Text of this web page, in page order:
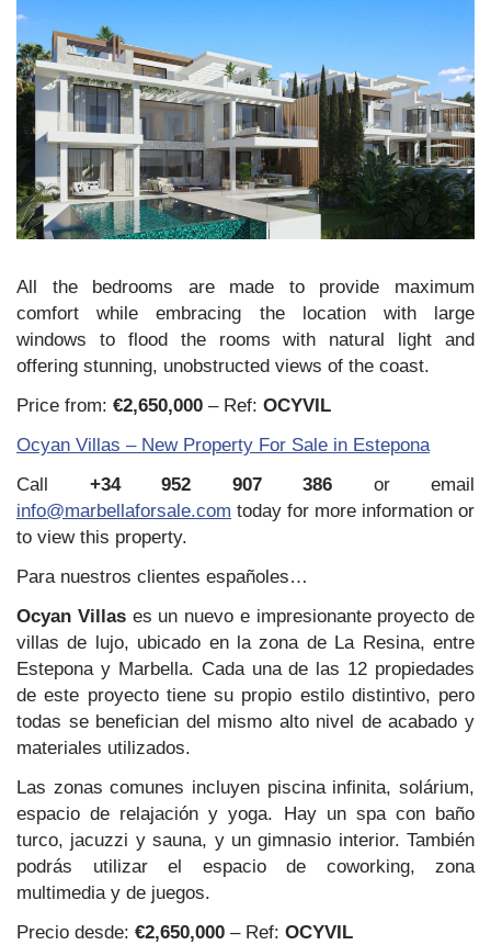
All the bedrooms are made to provide maximum
comfort while embracing the location with large
windows to flood the rooms with natural light and
offering stunning, unobstructed views of the coast.
Price from: €2,650,000 – Ref: OCYVIL
Ocyan Villas – New Property For Sale in Estepona
Call +34 952 907 386 or email
info@marbellaforsale.com today for more information or
to view this property.
Para nuestros clientes españoles…
Ocyan Villases un nuevo e impresionante proyecto de
villas de lujo, ubicado en la zona de La Resina, entre
Estepona y Marbella. Cada una de las 12 propiedades
de este proyecto tiene su propio estilo distintivo, pero
todas se benefician del mismo alto nivel de acabado y
materiales utilizados.
Las zonas comunes incluyen piscina infinita, solárium,
espacio de relajación y yoga. Hay un spa con baño
turco, jacuzzi y sauna, y un gimnasio interior. También
podrás utilizar el espacio de coworking, zona
multimedia y de juegos.
Precio desde: €2,650,000 – Ref: OCYVIL